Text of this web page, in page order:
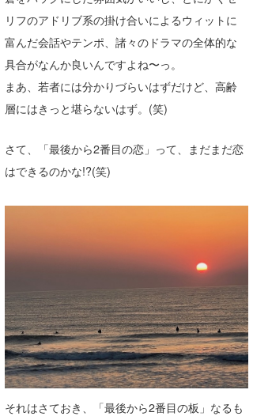
リフのアドリブ系の掛け合いによるウィットに
富んだ会話やテンポ、諸々のドラマの全体的な
具合がなんか良いんですよね〜っ。
まあ、若者には分かりづらいはずだけど、高齢
層にはきっと堪らないはず。(笑)
さて、「最後から2番目の恋」って、まだまだ恋
はできるのかな!?(笑)
それはさておき、「最後から2番目の板」なるも
大野”MAR”修聖
喜納海人
H
KID
KOBU
KY
MIN
mitz
OYZ
VAGY
waka☆=
YUKI☆
たっちー